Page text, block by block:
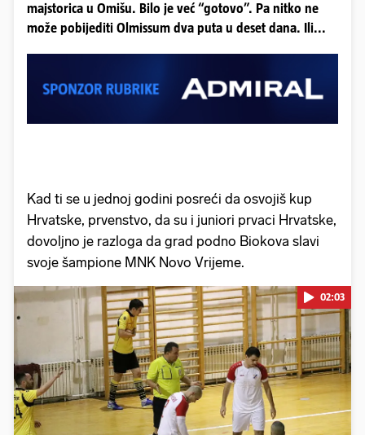
majstorica u Omišu. Bilo je već “gotovo”. Pa nitko ne
može pobijediti Olmissum dva puta u deset dana. Ili...
Kad ti se u jednoj godini posreći da osvojiš kup
Hrvatske, prvenstvo, da su i juniori prvaci Hrvatske,
dovoljno je razloga da grad podno Biokova slavi
svoje šampione MNK Novo Vrijeme.
Pokretanje videa...
02:03